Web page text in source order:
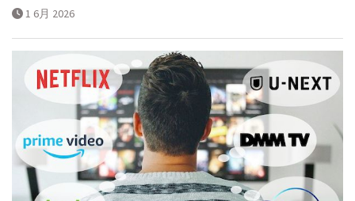
視聴された映画＆TV番組 TOP10